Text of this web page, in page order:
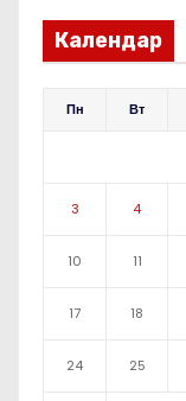
Календар
Пн Вт
3 4
10 11
17 18
24 25